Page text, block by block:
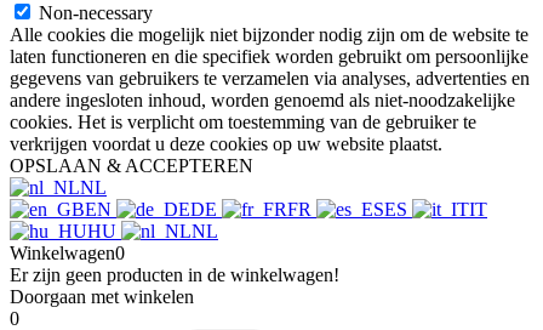
Non-necessary
Alle cookies die mogelijk niet bijzonder nodig zijn om de website te
laten functioneren en die specifiek worden gebruikt om persoonlijke
gegevens van gebruikers te verzamelen via analyses, advertenties en
andere ingesloten inhoud, worden genoemd als niet-noodzakelijke
cookies. Het is verplicht om toestemming van de gebruiker te
verkrijgen voordat u deze cookies op uw website plaatst.
OPSLAAN & ACCEPTEREN
NL
EN
DE FR ES
IT
HU
NL
Winkelwagen0
Er zijn geen producten in de winkelwagen!
Doorgaan met winkelen
0